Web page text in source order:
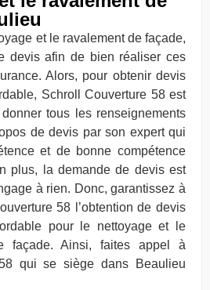
et le ravalement de façade,
devis afin de bien réaliser ces
Alors, pour obtenir devis
Schroll Couverture 58 est
tous les renseignements
de devis par son expert qui
et de bonne compétence
plus, la demande de devis est
à rien. Donc, garantissez à
58 l’obtention de devis
pour le nettoyage et le
façade. Ainsi, faites appel à
qui se siège dans Beaulieu